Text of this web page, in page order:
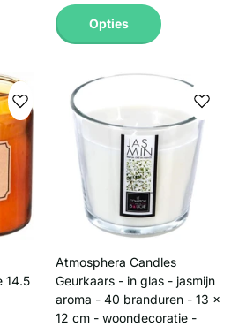
Opties
14.5
Atmosphera Candles
Geurkaars - in glas - jasmijn
aroma - 40 branduren - 13 x
12 cm - woondecoratie -